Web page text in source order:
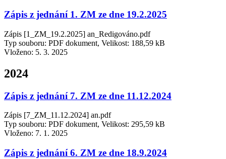
Zápis z jednání 1. ZM ze dne 19.2.2025
Zápis [1_ZM_19.2.2025] an_Redigováno.pdf
Typ souboru: PDF dokument, Velikost: 188,59 kB
Vloženo: 5. 3. 2025
2024
Zápis z jednání 7. ZM ze dne 11.12.2024
Zápis [7_ZM_11.12.2024] an.pdf
Typ souboru: PDF dokument, Velikost: 295,59 kB
Vloženo: 7. 1. 2025
Zápis z jednání 6. ZM ze dne 18.9.2024